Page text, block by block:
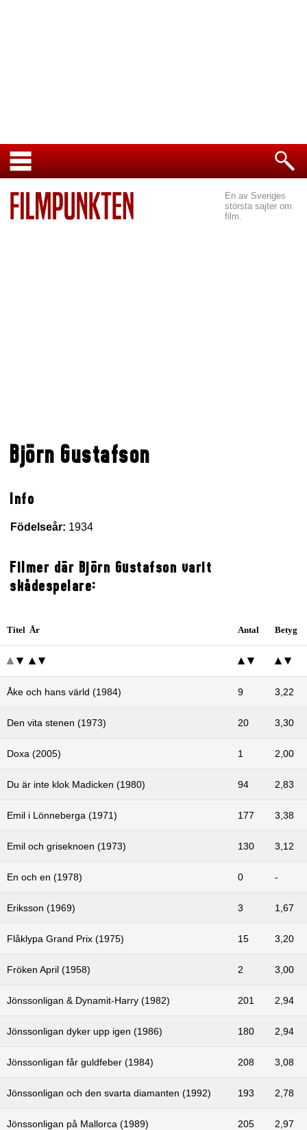
En av Sveriges
största sajter om
film.
Björn Gustafson
Info
Födelseår: 1934
Filmer där Björn Gustafson varit
skådespelare:
Titel År Antal Betyg
Åke och hans värld (1984) 9 3,22
Den vita stenen (1973) 20 3,30
Doxa (2005) 1 2,00
Du är inte klok Madicken (1980) 94 2,83
Emil i Lönneberga (1971) 177 3,38
Emil och griseknoen (1973) 130 3,12
En och en (1978) 0 -
Eriksson (1969) 3 1,67
Flåklypa Grand Prix (1975) 15 3,20
Fröken April (1958) 2 3,00
Jönssonligan & Dynamit-Harry (1982) 201 2,94
Jönssonligan dyker upp igen (1986) 180 2,94
Jönssonligan får guldfeber (1984) 208 3,08
Jönssonligan och den svarta diamanten (1992) 193 2,78
Jönssonligan på Mallorca (1989) 205 2,97